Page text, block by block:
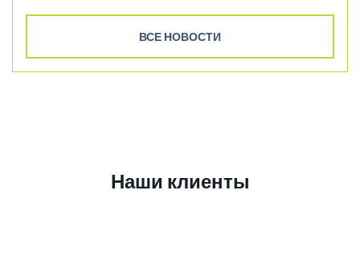
ВСЕ НОВОСТИ
Наши клиенты